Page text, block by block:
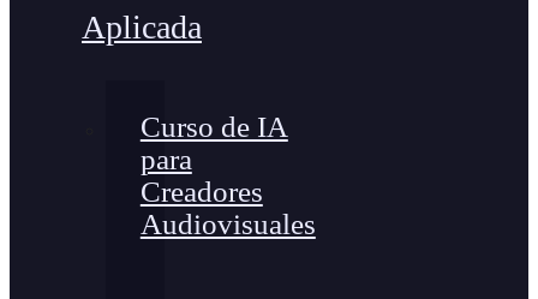
Aplicada
Curso de IA
para
Creadores
Audiovisuales